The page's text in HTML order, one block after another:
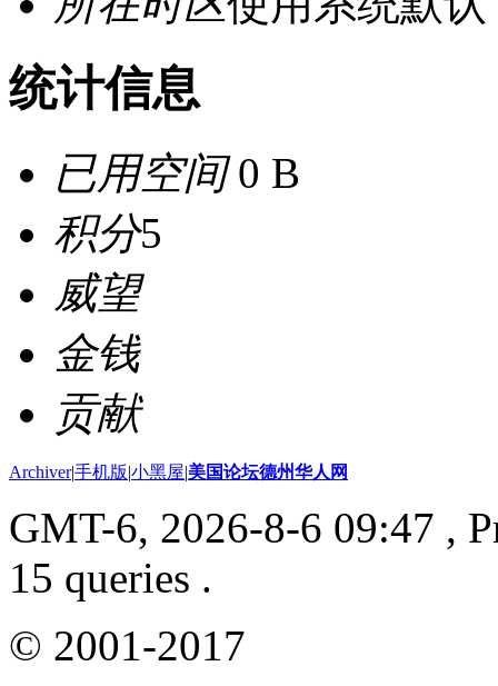
统计信息
已用空间0 B
积分5
威望
金钱
贡献
Archiver|手机版|小黑屋|美国论坛德州华人网
GMT-6, 2026-8-6 09:47 ,
15 queries .
© 2001-2017